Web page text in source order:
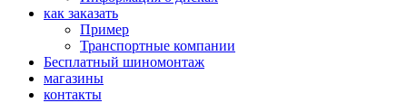
как заказать
Пример
Транспортные компании
Бесплатный шиномонтаж
магазины
контакты